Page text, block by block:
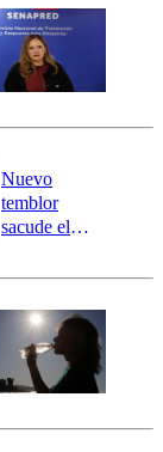
Nuevo
temblor
sacude el
revisa la
epicentro